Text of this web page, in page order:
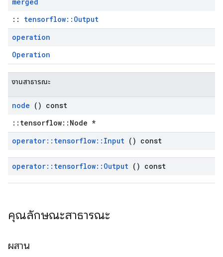
:: tensorflow::Output
operation
Operation
งานสาธารณะ
node () const
::tensorflow::Node *
operator:: tensorflow:: Input () const
operator:: tensorflow:: Output () const
คุณลักษณะสาธารณะ
ผสาน